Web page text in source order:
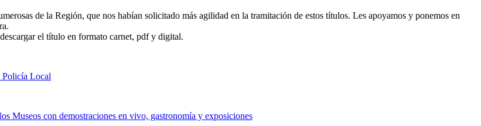
de la Región, que nos habían solicitado más agilidad en la tramitación de estos títulos. Les apoyamos y ponemos en
el título en formato carnet, pdf y digital.
Policía Local
Museos con demostraciones en vivo, gastronomía y exposiciones